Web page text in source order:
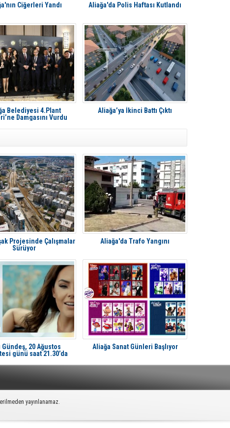
Ciğerleri Yandı Aliağa'da Polis Haftası Kutlandı
Belediyesi 4.Plant
Damgasını Vurdu
Aliağa’ya İkinci Battı Çıktı
Projesinde Çalışmalar
Sürüyor
Aliağa'da Trafo Yangını
Gündeş, 20 Ağustos
günü saat 21.30’da
Aliağa Sanat Günleri Başlıyor
yayınlanamaz.